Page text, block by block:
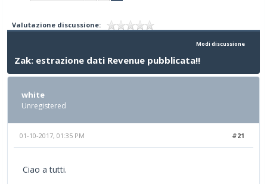
Valutazione discussione:
Modi discussione
Zak: estrazione dati Revenue pubblicata!!
white
Unregistered
#21
01-10-2017, 01:35 PM
Ciao a tutti.